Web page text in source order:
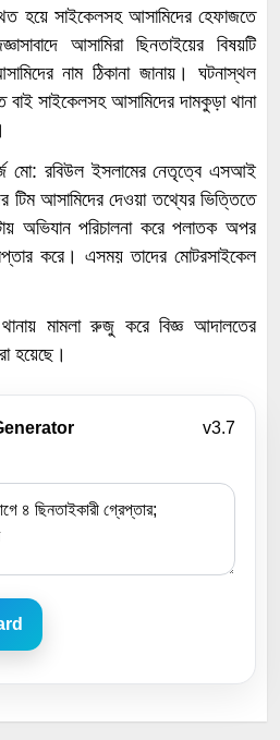
হয়ে সাইকেলসহ আসামিদের হেফাজতে
আসামিরা ছিনতাইয়ের বিষয়টি
নাম ঠিকানা জানায়। ঘটনাস্থল
বাই সাইকেলসহ আসামিদের দামকুড়া থানা
মো: রবিউল ইসলামের নেতৃত্বে এসআই
আসামিদের দেওয়া তথ্যের ভিত্তিতে
অভিযান পরিচালনা করে পলাতক অপর
করে। এসময় তাদের মোটরসাইকেল
মামলা রুজু করে বিজ্ঞ আদালতের
হয়েছে।
v3.7